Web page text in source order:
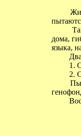
дома,
языка,
Два
1.
2.